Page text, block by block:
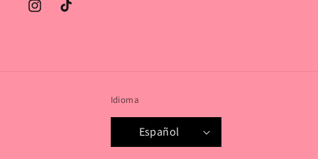
InstagramTikTok
Idioma
Español